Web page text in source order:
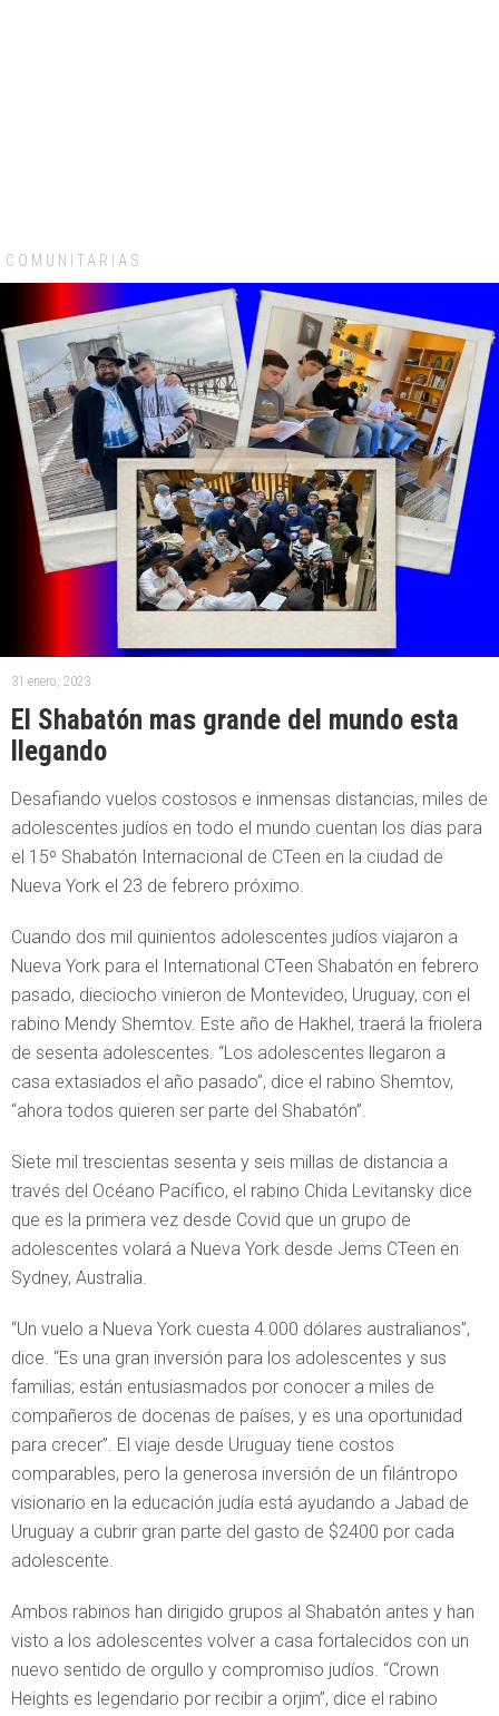
COMUNITARIAS
31 enero, 2023
El Shabatón mas grande del mundo esta
llegando
Desafiando vuelos costosos e inmensas distancias, miles de
adolescentes judíos en todo el mundo cuentan los días para
el 15º Shabatón Internacional de CTeen en la ciudad de
Nueva York el 23 de febrero próximo.
Cuando dos mil quinientos adolescentes judíos viajaron a
Nueva York para el International CTeen Shabatón en febrero
pasado, dieciocho vinieron de Montevideo, Uruguay, con el
rabino Mendy Shemtov. Este año de Hakhel, traerá la friolera
de sesenta adolescentes. “Los adolescentes llegaron a
casa extasiados el año pasado”, dice el rabino Shemtov,
“ahora todos quieren ser parte del Shabatón”.
Siete mil trescientas sesenta y seis millas de distancia a
través del Océano Pacífico, el rabino Chida Levitansky dice
que es la primera vez desde Covid que un grupo de
adolescentes volará a Nueva York desde Jems CTeen en
Sydney, Australia.
“Un vuelo a Nueva York cuesta 4.000 dólares australianos”,
dice. “Es una gran inversión para los adolescentes y sus
familias; están entusiasmados por conocer a miles de
compañeros de docenas de países, y es una oportunidad
para crecer”. El viaje desde Uruguay tiene costos
comparables, pero la generosa inversión de un filántropo
visionario en la educación judía está ayudando a Jabad de
Uruguay a cubrir gran parte del gasto de $2400 por cada
adolescente.
Ambos rabinos han dirigido grupos al Shabatón antes y han
visto a los adolescentes volver a casa fortalecidos con un
nuevo sentido de orgullo y compromiso judíos. “Crown
Heights es legendario por recibir a orjim”, dice el rabino